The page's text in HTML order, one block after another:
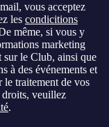
vous acceptez
les condicitions
même, si vous y
marketing
sur le Club, ainsi que
à des événements et
le traitement de vos
droits, veuillez
.